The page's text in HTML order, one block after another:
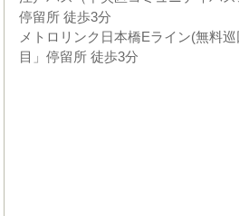
停留所 徒歩3分
メトロリンク日本橋Eライン(無料
目」停留所 徒歩3分